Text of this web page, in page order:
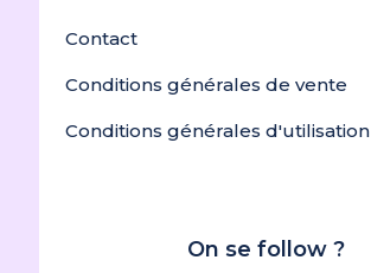
Contact
Conditions générales de vente
Conditions générales d'utilisation
On se follow ?